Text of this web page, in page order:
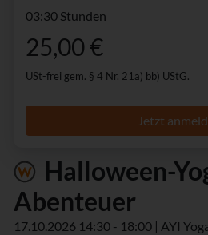
03:30 Stunden
25,00 €
USt-frei gem. § 4 Nr. 21a) bb) UStG.
Jetzt
Halloween-
Abenteuer
17.10.2026 14:30 - 18:00 | AYI